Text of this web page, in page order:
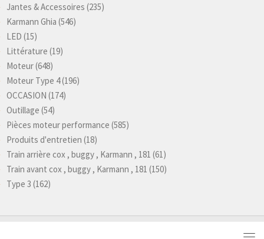
Jantes & Accessoires (235)
Karmann Ghia (546)
LED (15)
Littérature (19)
Moteur(648)
Moteur Type 4(196)
OCCASION (174)
Outillage (54)
Pièces moteur performance (585)
Produits d'entretien (18)
Train arrière cox , buggy , Karmann , 181 (61)
Train avant cox , buggy , Karmann , 181 (150)
Type 3 (162)